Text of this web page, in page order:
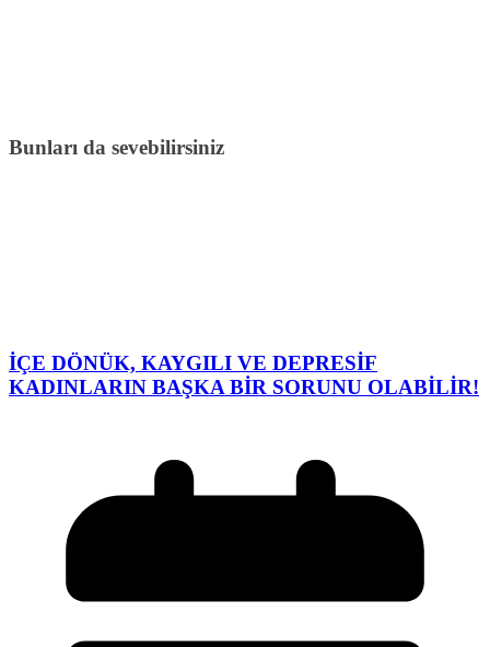
Bunları da sevebilirsiniz
İÇE DÖNÜK, KAYGILI VE DEPRESİF
KADINLARIN BAŞKA BİR SORUNU OLABİLİR!